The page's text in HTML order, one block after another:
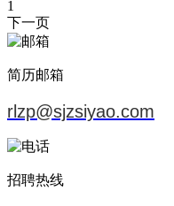
1
下一页
简历邮箱
rlzp@sjzsiyao.com
招聘热线